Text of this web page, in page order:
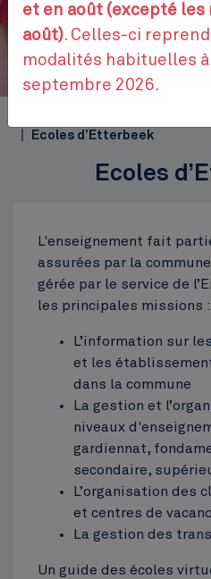
Cinquantenaire
Ecoles d’Etterbeek
Ecoles
L'enseignement fait
assurées par la
gérée par le service de
les principales missions :
L’information sur
et les
dans la commune
La gestion et
niveaux
gardiennat,
secondaire,
L’organisation des
et centres de
La gestion des
Un guide des écoles
et en août (excepté
août). Celles-ci
modalités habituelles
septembre 2026.